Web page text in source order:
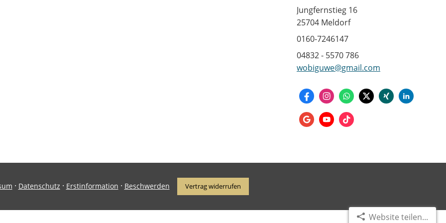
Jungfernstieg 16
25704 Meldorf
0160-7246147
04832 - 5570 786
wobiguwe@gmail.com
· Datenschutz · Erstinformation · Beschwerden Vertrag widerrufen
Website teilen...